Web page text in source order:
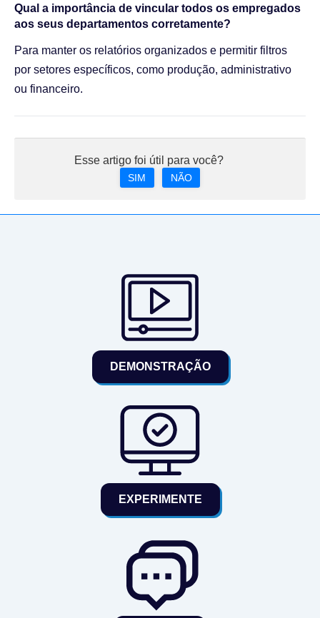
Qual a importância de vincular todos os empregados
aos seus departamentos corretamente?
Para manter os relatórios organizados e permitir filtros
por setores específicos, como produção, administrativo
ou financeiro.
Esse artigo foi útil para você?
SIM NÃO
DEMONSTRAÇÃO
EXPERIMENTE